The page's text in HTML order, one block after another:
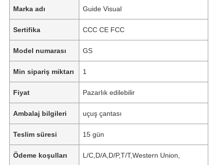
Marka adı Guide Visual
Sertifika CCC CE FCC
Model numarası GS
Min sipariş miktarı 1
Fiyat Pazarlık edilebilir
Ambalaj bilgileri uçuş çantası
Teslim süresi 15 gün
Ödeme koşulları L/C,D/A,D/P,T/T,Western Union,